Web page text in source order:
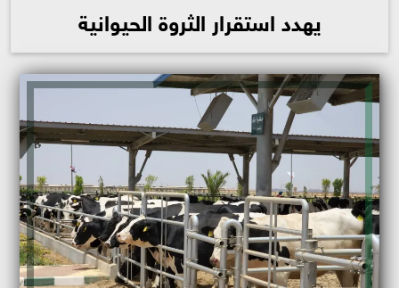
يهدد استقرار الثروة الحيوانية